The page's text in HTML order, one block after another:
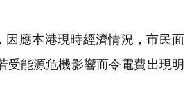
應本港現時經濟情況，市民面
受能源危機影響而令電費出現明